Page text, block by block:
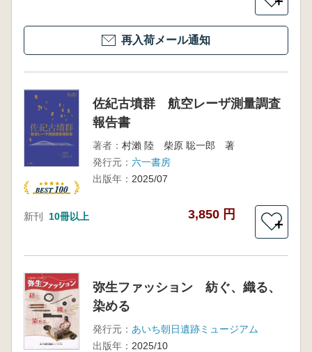
再入荷メール通知
佐紀古墳群 航空レーザ測量調査
報告書
著者： 村瀨 陸 柴原 聡一郎 著
発行元： 六一書房
出版年： 2025/07
新刊 10冊以上 3,850 円
＋
弥生ファッション 紡ぐ、織る、
染める
発行元： あいち朝日遺跡ミュージアム
出版年： 2025/10